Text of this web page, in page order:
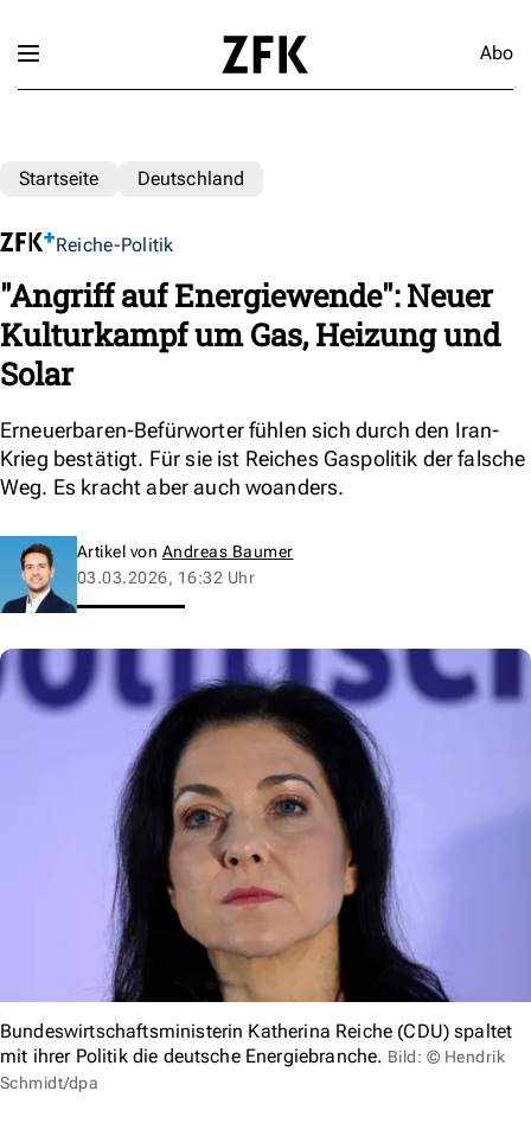
Abo
Startseite Deutschland
Reiche-Politik
"Angriff auf Energiewende": Neuer
Kulturkampf um Gas, Heizung und
Solar
Erneuerbaren-Befürworter fühlen sich durch den Iran-
Krieg bestätigt. Für sie ist Reiches Gaspolitik der falsche
Weg. Es kracht aber auch woanders.
Artikel von Andreas Baumer
03.03.2026, 16:32 Uhr
Bundeswirtschaftsministerin Katherina Reiche (CDU) spaltet
mit ihrer Politik die deutsche Energiebranche. Bild: © Hendrik
Schmidt/dpa